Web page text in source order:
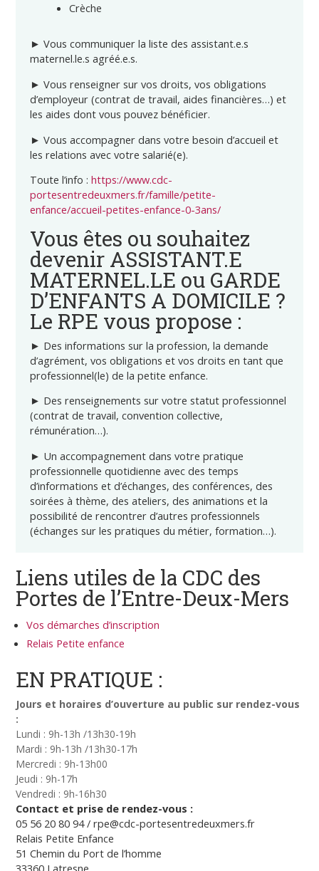
Crèche
► Vouscommuniquerla liste des assistant.e.s
maternel.le.s agréé.e.s.
► Vousrenseignersurvos droits,vos obligations
d’employeur(contrat de travail, aides financières…) et
les aides dont vous pouvez bénéficier.
► Vousaccompagnerdans votre besoin d’accueil et
les relations avec votre salarié(e).
Toute l’info :https://www.cdc-
portesentredeuxmers.fr/famille/petite-
enfance/accueil-petites-enfance-0-3ans/
Vous êtes ou souhaitez
devenir ASSISTANT.E
MATERNEL.LE ou GARDE
D’ENFANTS A DOMICILE ?
Le RPE vous propose :
► Desinformationssur la profession, la demande
d’agrément, vos obligations et vos droits en tant que
professionnel(le) de la petite enfance.
► Des renseignements sur votre statut professionnel
(contrat de travail, convention collective,
rémunération…).
► Unaccompagnementdans votre pratique
professionnelle quotidienne avec des temps
d’informations et d’échanges, des conférences, des
soirées à thème, des ateliers, des animations et la
possibilité de rencontrer d’autres professionnels
(échanges sur les pratiques du métier, formation…).
Liens utiles de la CDC des
Portes de l’Entre-Deux-Mers
Vos démarches d’inscription
Relais Petite enfance
EN PRATIQUE :
Jours et horaires d’ouverture au public sur rendez-vous
:
Lundi : 9h-13h /13h30-19h
Mardi : 9h-13h /13h30-17h
Mercredi : 9h-13h00
Jeudi : 9h-17h
Vendredi : 9h-16h30
Contact et prise de rendez-vous :
05 56 20 80 94 / rpe@cdc-portesentredeuxmers.fr
Relais Petite Enfance
51 Chemin du Port de l’homme
33360 Latresne